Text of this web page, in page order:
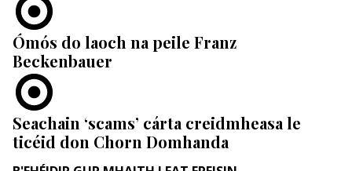
Ómós do laoch na peile Franz
Beckenbauer
Seachain ‘scams’ cárta creidmheasa le
ticéid don Chorn Domhanda